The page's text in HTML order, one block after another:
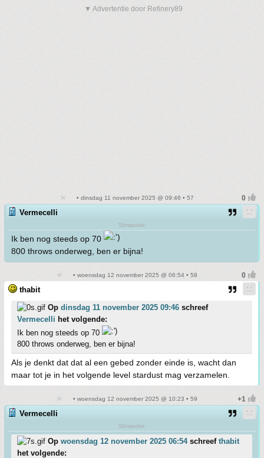
▼ Advertentie door Refinery89
• dinsdag 11 november 2025 @ 09:46 • 57
Vermecelli
Slowpoke
Ik ben nog steeds op 70
800 throws onderweg, ben er bijna!
• woensdag 12 november 2025 @ 06:54 • 58
thabit
Op dinsdag 11 november 2025 09:46 schreef
Vermecelli het volgende:
Ik ben nog steeds op 70
800 throws onderweg, ben er bijna!
Als je denkt dat dat al een gebed zonder einde is, wacht dan
maar tot je in het volgende level stardust mag verzamelen.
• woensdag 12 november 2025 @ 10:23 • 59
Vermecelli
Slowpoke
Op woensdag 12 november 2025 06:54schreef thabit
het volgende: